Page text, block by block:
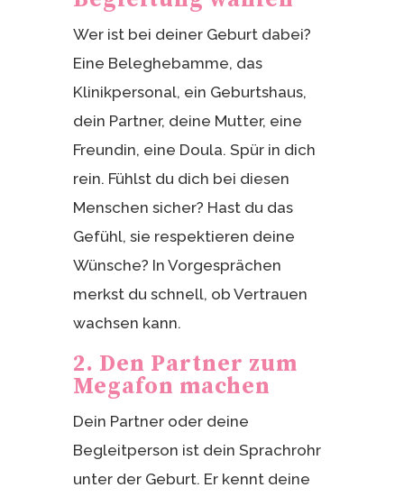
Wer ist bei deiner Geburt dabei?
Eine Beleghebamme, das
Klinikpersonal, ein Geburtshaus,
dein Partner, deine Mutter, eine
Freundin, eine Doula. Spür in dich
rein. Fühlst du dich bei diesen
Menschen sicher? Hast du das
Gefühl, sie respektieren deine
Wünsche? In Vorgesprächen
merkst du schnell, ob Vertrauen
wachsen kann.
2. Den Partner zum
Megafon machen
Dein Partner oder deine
Begleitperson ist dein Sprachrohr
unter der Geburt. Er kennt deine